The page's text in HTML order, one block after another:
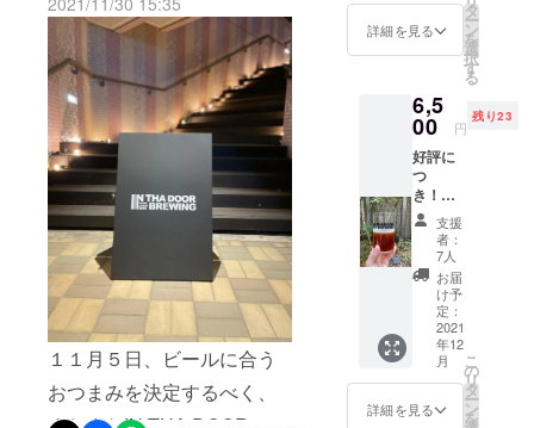
た！＾＾この投票結果か
ら、上位3つのおつまみを12
月19日に行われる【すぎの
葉ビール完成レセプショ
ン】で配布いたします！（3
位のチョコとハッピーター
ンは同票となったため、学
生一押しのチョコを配布致
します☺︎）お楽しみに！
上位だった5つのおつまみを
11/28の試飲会で楽しんでい
ただきましたヽ(^o^)そし
て、さらに！！試飲会で
【おつまみ投票】を実施し
ました！来てくださった皆
さまに、美味しかったもの2
つを投票していただきまし
た！【おつまみ投票】で決
定した、選抜おつまみメン
バー上位3つが、12/19の
『完成レセプション』で登
われました!定例会議では主
に、活動の方針や企画の決
定、クラウドファンディン
グのリターンや広報の決定
等について話し合っていま
す(^^)/1回目の会議では、六
甲山の現状や間伐の必要性
など、この活動の趣旨につ
いて学生たちに説明があり
ました。この説明によって
学生たちは活動の意義を深
く知り、活動への意欲が高
まりました(*^-^*)2回目の会
選手権！！
１１月５日、ビールに合う
おつまみを決定するべく、
オリジ
ナル
定30
セッ
ト）で
す。 ＊
学生オ
リジナ
ルス
テッ
カーと
お礼の
お手紙
付き ＊
六甲山
間伐材
で作っ
ジナル
BREWI
NG さん
にご招
待し、
すぎの
葉ビー
ル（樽
生）3杯
分のチ
ケット
と六甲
山間伐
材で
作った
オリジ
ナル
コース
ター付
ト！！
」 おう
ちで
ルを楽
しみた
い方や
贈り物
として
ビール
届けた
い方の
ため
に、瓶
詰ビー
ル2本
セット
を郵送
にてお
送りい
たしま
詳細を見る
タ
ー
ン
を
選
択
す
る
6,5
00 円
残り23
好評に
つ
き！！
「瓶詰
ビール
（330m
l) 6本
セッ
ト！！
」限定
30 Set
リター
ンを追
加しま
支援
者：
7人
お届
け予
定：
2021
年12
月
詳細を見る
こ
の
リ
タ
ー
ン
を